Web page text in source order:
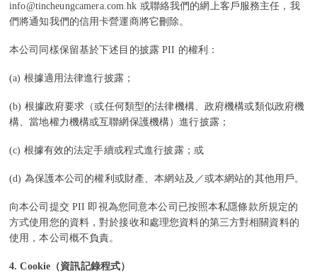
info@tincheungcamera.com.hk 或聯絡我們的網上客戶服務主任，我
們將通知我們的信用卡營運商將它刪除。
本公司同樣保留基於下述目的披露 PII 的權利：
(a) 根據適用法律進行披露；
(b) 根據政府要求（或任何類型的法律機構、政府機構或類似政府機
構、當地權力機構或互聯網保護機構）進行披露；
(c) 根據有效的法定手續或程式進行披露；或
(d) 為保護本公司的權利或財產、本網站及／或本網站的其他用戶。
向本公司提交 PII 即視為您同意本公司已按照本私隱條款所規定的
方式使用您的資料，對於接收和處理您資料的第三方對相關資料的
使用，本公司概不負責。
4. Cookie （資訊記錄程式）